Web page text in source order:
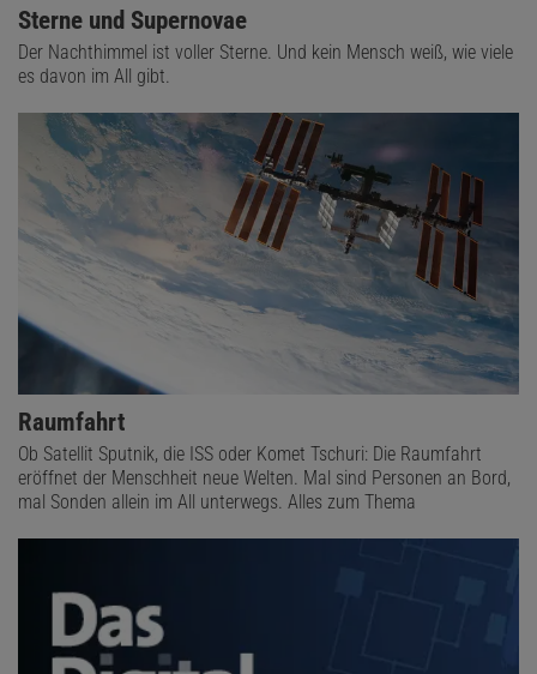
Sterne und Supernovae
Der Nachthimmel ist voller Sterne. Und kein Mensch weiß, wie viele
es davon im All gibt.
Raumfahrt
Ob Satellit Sputnik, die ISS oder Komet Tschuri: Die Raumfahrt
eröffnet der Menschheit neue Welten. Mal sind Personen an Bord,
mal Sonden allein im All unterwegs. Alles zum Thema